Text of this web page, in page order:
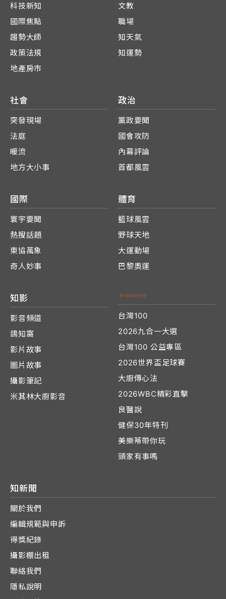
科技新知
國際焦點
趨勢大師
政策法規
地產房市
文教
職場
知天氣
知運勢
社會
突發現場
法庭
暖流
地方大小事
政治
黨政要聞
國會攻防
內幕評論
首都風雲
國際
寰宇要聞
熱搜話題
東協萬象
奇人妙事
體育
籃球風雲
野球天地
大運動場
巴黎奧運
知影
影音頻道
鴿知窩
影片故事
圖片故事
攝影筆記
米其林大廚影音
台灣100
2026九合一大選
台灣100 公益專區
2026世界盃足球賽
大廚傳心法
2026WBC精彩直擊
良醫說
健保30年特刊
美樂蒂帶你玩
頭家有事嗎
知新聞
關於我們
編輯規範與申訴
得獎紀錄
攝影棚出租
聯絡我們
隱私說明